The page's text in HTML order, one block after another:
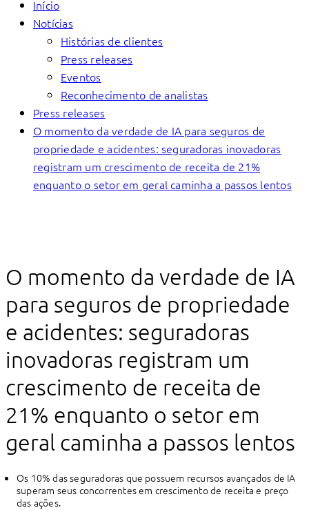
Início
Notícias
Histórias de clientes
Press releases
Eventos
Reconhecimento de analistas
Press releases
O momento da verdade de IA para seguros de
propriedade e acidentes: seguradoras inovadoras
registram um crescimento de receita de 21%
enquanto o setor em geral caminha a passos lentos
O momento da verdade de IA
para seguros de propriedade
e acidentes: seguradoras
inovadoras registram um
crescimento de receita de
21% enquanto o setor em
geral caminha a passos lentos
Os 10% das seguradoras que possuem recursos avançados de IA
superam seus concorrentes em crescimento de receita e preço
das ações.